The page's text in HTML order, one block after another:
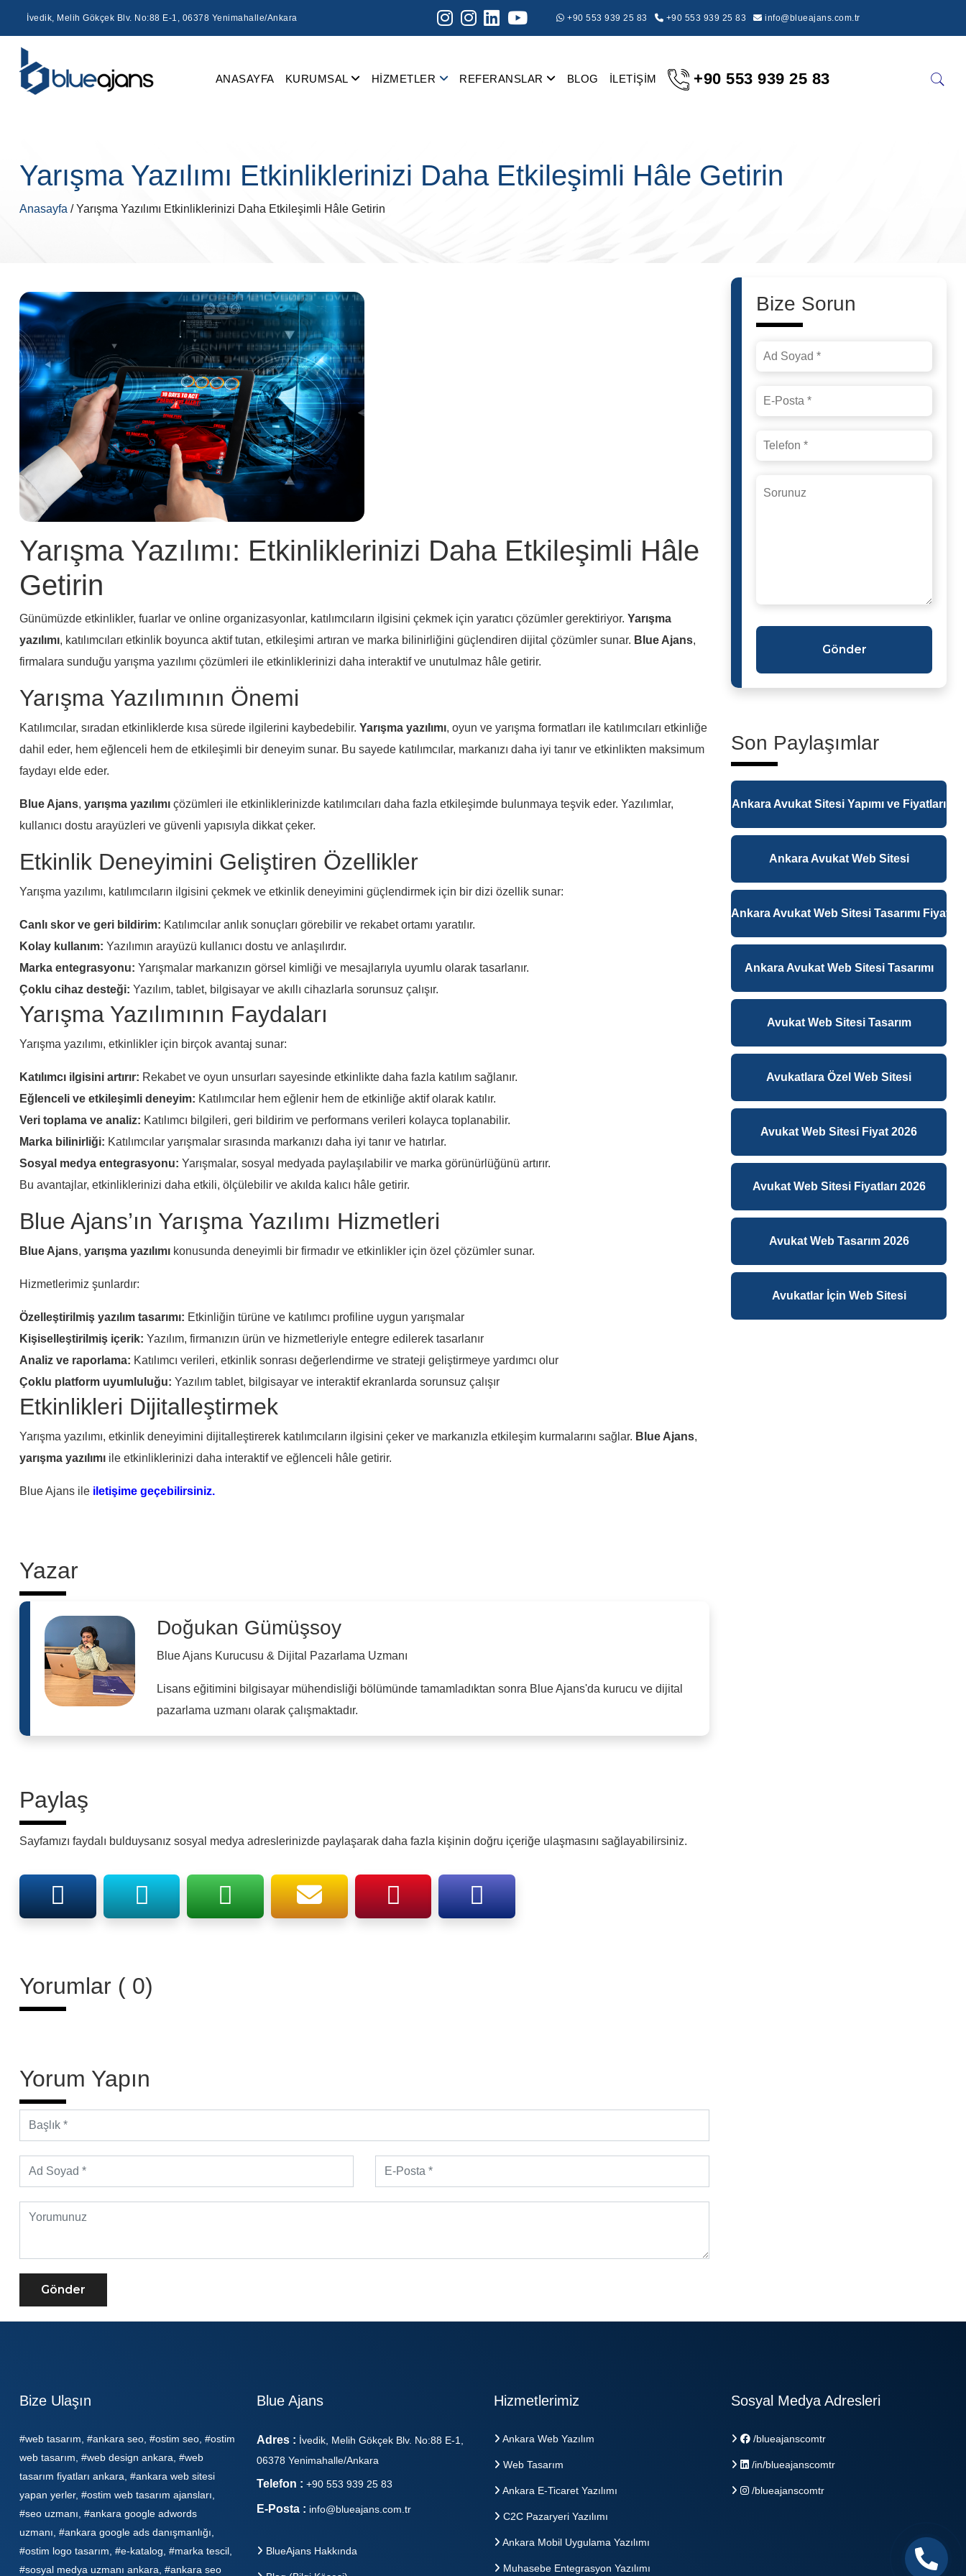
İvedik, Melih Gökçek Blv. No:88 E-1, 06378 Yenimahalle/Ankara +90 553 939 25 83 +90 553 939 25 83 info@blueajans.com.tr
ANASAYFA KURUMSAL HİZMETLER REFERANSLAR BLOG İLETİŞİM +90 553 939 25 83
Yarışma Yazılımı Etkinliklerinizi Daha Etkileşimli Hâle Getirin
Anasayfa / Yarışma Yazılımı Etkinliklerinizi Daha Etkileşimli Hâle Getirin
Yarışma Yazılımı: Etkinliklerinizi Daha Etkileşimli Hâle
Getirin
Günümüzde etkinlikler, fuarlar ve online organizasyonlar, katılımcıların ilgisini çekmek için yaratıcı çözümler gerektiriyor. Yarışma
yazılımı, katılımcıları etkinlik boyunca aktif tutan, etkileşimi artıran ve marka bilinirliğini güçlendiren dijital çözümler sunar. Blue Ajans,
firmalara sunduğu yarışma yazılımı çözümleri ile etkinliklerinizi daha interaktif ve unutulmaz hâle getirir.
Yarışma Yazılımının Önemi
Katılımcılar, sıradan etkinliklerde kısa sürede ilgilerini kaybedebilir. Yarışma yazılımı, oyun ve yarışma formatları ile katılımcıları etkinliğe
dahil eder, hem eğlenceli hem de etkileşimli bir deneyim sunar. Bu sayede katılımcılar, markanızı daha iyi tanır ve etkinlikten maksimum
faydayı elde eder.
Blue Ajans, yarışma yazılımı çözümleri ile etkinliklerinizde katılımcıları daha fazla etkileşimde bulunmaya teşvik eder. Yazılımlar,
kullanıcı dostu arayüzleri ve güvenli yapısıyla dikkat çeker.
Etkinlik Deneyimini Geliştiren Özellikler
Yarışma yazılımı, katılımcıların ilgisini çekmek ve etkinlik deneyimini güçlendirmek için bir dizi özellik sunar:
Canlı skor ve geri bildirim: Katılımcılar anlık sonuçları görebilir ve rekabet ortamı yaratılır.
Kolay kullanım: Yazılımın arayüzü kullanıcı dostu ve anlaşılırdır.
Marka entegrasyonu: Yarışmalar markanızın görsel kimliği ve mesajlarıyla uyumlu olarak tasarlanır.
Çoklu cihaz desteği: Yazılım, tablet, bilgisayar ve akıllı cihazlarla sorunsuz çalışır.
Yarışma Yazılımının Faydaları
Yarışma yazılımı, etkinlikler için birçok avantaj sunar:
Katılımcı ilgisini artırır: Rekabet ve oyun unsurları sayesinde etkinlikte daha fazla katılım sağlanır.
Eğlenceli ve etkileşimli deneyim: Katılımcılar hem eğlenir hem de etkinliğe aktif olarak katılır.
Veri toplama ve analiz: Katılımcı bilgileri, geri bildirim ve performans verileri kolayca toplanabilir.
Marka bilinirliği: Katılımcılar yarışmalar sırasında markanızı daha iyi tanır ve hatırlar.
Sosyal medya entegrasyonu: Yarışmalar, sosyal medyada paylaşılabilir ve marka görünürlüğünü artırır.
Bu avantajlar, etkinliklerinizi daha etkili, ölçülebilir ve akılda kalıcı hâle getirir.
Blue Ajans’ın Yarışma Yazılımı Hizmetleri
Blue Ajans, yarışma yazılımı konusunda deneyimli bir firmadır ve etkinlikler için özel çözümler sunar.
Hizmetlerimiz şunlardır:
Özelleştirilmiş yazılım tasarımı: Etkinliğin türüne ve katılımcı profiline uygun yarışmalar
Kişiselleştirilmiş içerik: Yazılım, firmanızın ürün ve hizmetleriyle entegre edilerek tasarlanır
Analiz ve raporlama: Katılımcı verileri, etkinlik sonrası değerlendirme ve strateji geliştirmeye yardımcı olur
Çoklu platform uyumluluğu: Yazılım tablet, bilgisayar ve interaktif ekranlarda sorunsuz çalışır
Etkinlikleri Dijitalleştirmek
Yarışma yazılımı, etkinlik deneyimini dijitalleştirerek katılımcıların ilgisini çeker ve markanızla etkileşim kurmalarını sağlar. Blue Ajans,
yarışma yazılımı ile etkinliklerinizi daha interaktif ve eğlenceli hâle getirir.
Blue Ajans ile iletişime geçebilirsiniz.
Yazar
Doğukan Gümüşsoy
Blue Ajans Kurucusu & Dijital Pazarlama Uzmanı
Lisans eğitimini bilgisayar mühendisliği bölümünde tamamladıktan sonra Blue Ajans'da kurucu ve dijital
pazarlama uzmanı olarak çalışmaktadır.
Paylaş
Sayfamızı faydalı bulduysanız sosyal medya adreslerinizde paylaşarak daha fazla kişinin doğru içeriğe ulaşmasını sağlayabilirsiniz.
Yorumlar ( 0)
Yorum Yapın
Gönder
Bize Sorun
Gönder
Son Paylaşımlar
Ankara Avukat Sitesi Yapımı ve Fiyatları
Ankara Avukat Web Sitesi
Ankara Avukat Web Sitesi Tasarımı
Ankara Avukat Web Sitesi Tasarımı
Avukat Web Sitesi Tasarım
Avukatlara Özel Web Sitesi
Avukat Web Sitesi Fiyat 2026
Avukat Web Sitesi Fiyatları 2026
Avukat Web Tasarım 2026
Avukatlar İçin Web Sitesi
Bize Ulaşın
#web tasarım, #ankara seo, #ostim seo, #ostim
web tasarım, #web design ankara, #web
tasarım fiyatları ankara, #ankara web sitesi
yapan yerler, #ostim web tasarım ajansları,
#seo uzmanı, #ankara google adwords
uzmanı, #ankara google ads danışmanlığı,
#ostim logo tasarım, #e-katalog, #marka tescil,
#sosyal medya uzmanı ankara, #ankara seo
Blue Ajans
Adres : İvedik, Melih Gökçek Blv. No:88 E-1,
06378 Yenimahalle/Ankara
Telefon : +90 553 939 25 83
E-Posta : info@blueajans.com.tr
BlueAjans Hakkında
Hizmetlerimiz
Ankara Web Yazılım
Web Tasarım
Ankara E-Ticaret Yazılımı
C2C Pazaryeri Yazılımı
Ankara Mobil Uygulama Yazılımı
Muhasebe Entegrasyon Yazılımı
Sosyal Medya Adresleri
/blueajanscomtr
/in/blueajanscomtr
/blueajanscomtr